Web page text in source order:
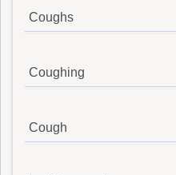
Coughs
Coughing
Cough